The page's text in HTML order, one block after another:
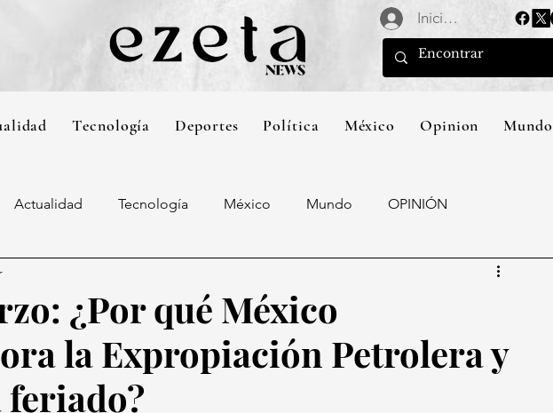
Iniciar sesión
Tecnología Deportes Política México Opinion Mundo
Actualidad Tecnología México Mundo OPINIÓN
¿Por qué México
la Expropiación Petrolera y
feriado?